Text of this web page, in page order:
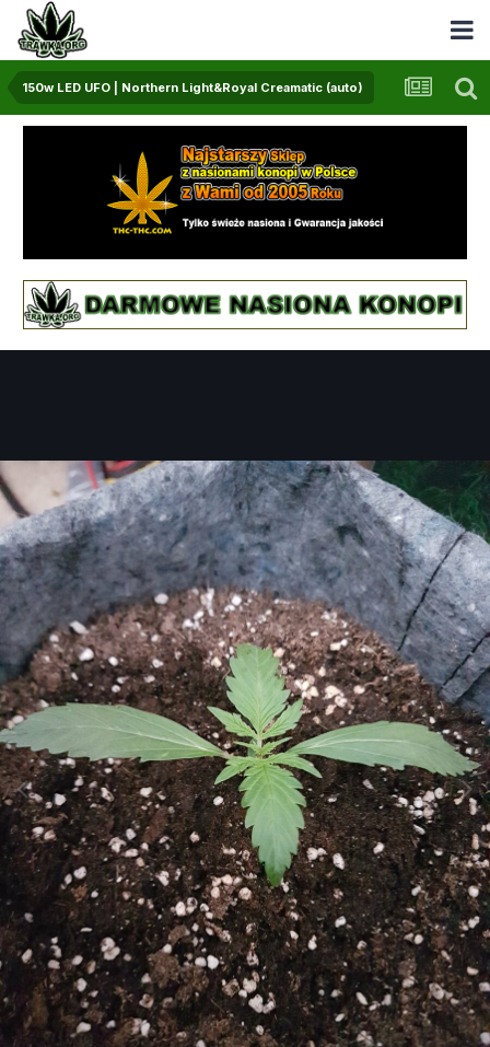
150w LED UFO | Northern Light&Royal Creamatic (auto)